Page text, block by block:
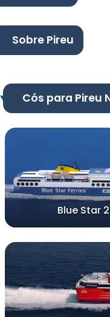
Sobre Pireu
Cós para Pireu
Blue Star 2